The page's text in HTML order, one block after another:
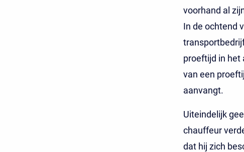
voorhand al
In de ochtend
proeftijd in het
van een
aanvangt.
Uiteindelijk
chauffeur
dat hij zich